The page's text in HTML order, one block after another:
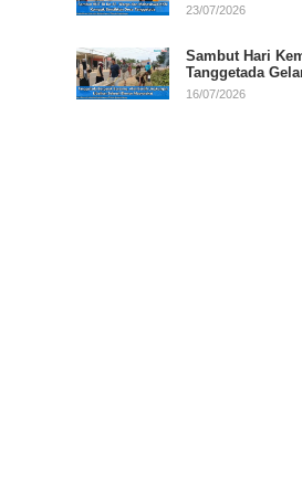
RI
23/07/2026
Sambut Hari
Tanggetada
Bersih Desa
16/07/2026